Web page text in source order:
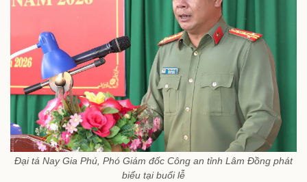
Đại tá Nay Gia Phú, Phó Giám đốc Công an tỉnh Lâm Đồng phát
biểu tại buổi lễ